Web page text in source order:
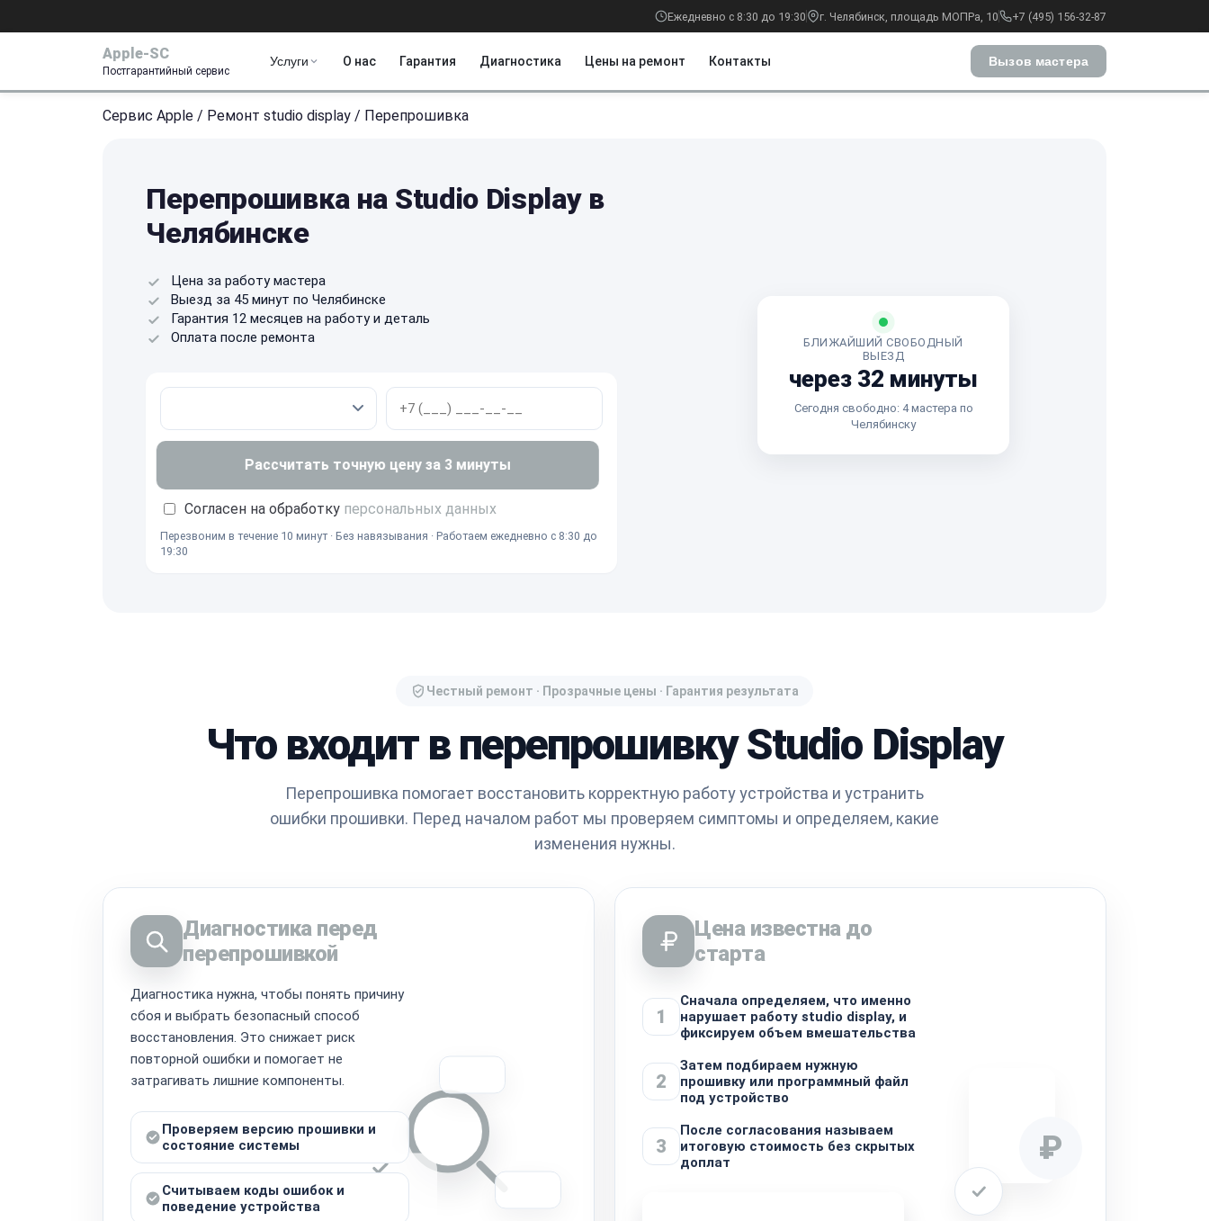
Ежедневно с 8:30 до 19:30 г. Челябинск, площадь МОПРа, 10 +7 (495) 156-32-87
Apple-SC
Постгарантийный сервис
Услуги О нас Гарантия Диагностика Цены на ремонт Контакты Вызов мастера
Сервис Apple / Ремонт studio display / Перепрошивка
Перепрошивка на Studio Display в
Челябинске
Цена за работу мастера
Выезд за 45 минут по Челябинске
Гарантия 12 месяцев на работу и деталь
Оплата после ремонта
Рассчитать точную цену за 3 минуты
Согласен на обработку персональных данных
Перезвоним в течение 10 минут · Без навязывания · Работаем ежедневно с 8:30 до
19:30
БЛИЖАЙШИЙ СВОБОДНЫЙ
ВЫЕЗД
через 32 минуты
Сегодня свободно: 4 мастера по
Челябинску
Честный ремонт · Прозрачные цены · Гарантия результата
Что входит в перепрошивку Studio Display
Перепрошивка помогает восстановить корректную работу устройства и устранить
ошибки прошивки. Перед началом работ мы проверяем симптомы и определяем, какие
изменения нужны.
Диагностика перед
перепрошивкой
Диагностика нужна, чтобы понять причину
сбоя и выбрать безопасный способ
восстановления. Это снижает риск
повторной ошибки и помогает не
затрагивать лишние компоненты.
Проверяем версию прошивки и
состояние системы
Считываем коды ошибок и
поведение устройства
Цена известна до
старта
1
Сначала определяем, что именно
нарушает работу studio display, и
фиксируем объем вмешательства
2
Затем подбираем нужную
прошивку или программный файл
под устройство
3
После согласования называем
итоговую стоимость без скрытых
доплат
₽